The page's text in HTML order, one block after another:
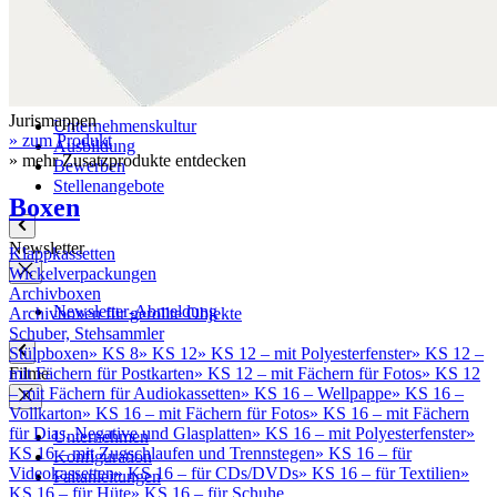
Unternehmenskultur
Ausbildung
Bewerben
Stellenangebote
Newsletter
Newsletter-Abmeldung
Filme
Unternehmen
Konfiguration
Faltanleitungen
Jurismappen
» zum Produkt
» mehr Zusatzprodukte entdecken
Boxen
Klappkassetten
Wickelverpackungen
Archivboxen
Archivboxen für gerollte Objekte
Schuber, Stehsammler
Stülpboxen» KS 8» KS 12» KS 12 – mit Polyesterfenster» KS 12 –
mit Fächern für Postkarten» KS 12 – mit Fächern für Fotos» KS 12
– mit Fächern für Audiokassetten» KS 16 – Wellpappe» KS 16 –
Vollkarton» KS 16 – mit Fächern für Fotos» KS 16 – mit Fächern
für Dias, Negative und Glasplatten» KS 16 – mit Polyesterfenster»
KS 16 – mit Zugschlaufen und Trennstegen» KS 16 – für
Videokassetten»KS 16 – für CDs/DVDs» KS 16 – für Textilien»